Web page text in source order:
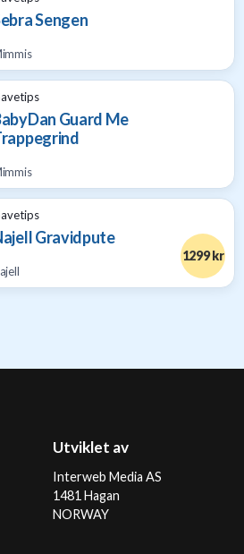
Sengen
Guard Me
Gravidpute
1299 kr
Utviklet av
Interweb Media AS
1481 Hagan
NORWAY